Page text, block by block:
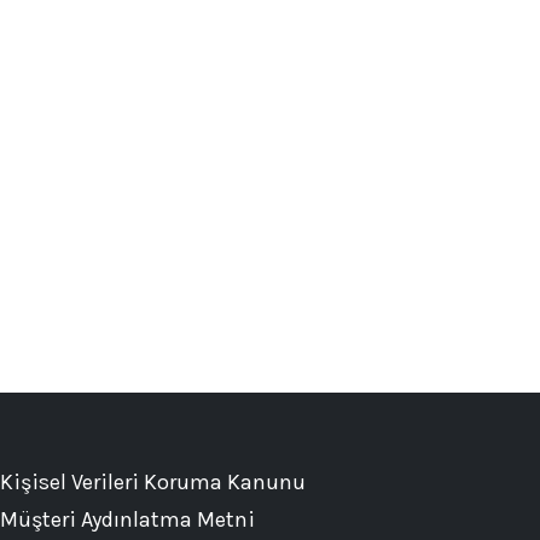
Kişisel Verileri Koruma Kanunu
Müşteri Aydınlatma Metni